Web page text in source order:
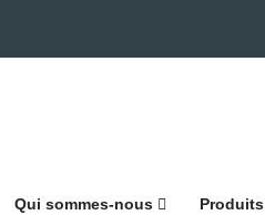
Qui sommes-nous Produits